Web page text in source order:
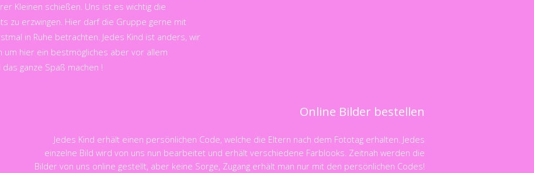
Kleinen schießen. Uns ist es wichtig die
zu erzwingen. Hier darf die Gruppe gerne mit
in Ruhe betrachten. Jedes Kind ist anders, wir
um hier ein bestmögliches aber vor allem
ganze Spaß machen !
Online Bilder bestellen
Jedes Kind erhält einen persönlichen Code, welche die Eltern nach dem Fototag erhalten. Jedes
einzelne Bild wird von uns nun bearbeitet und erhält verschiedene Farblooks. Zeitnah werden die
Bilder von uns online gestellt, aber keine Sorge, Zugang erhält man nur mit den persönlichen Codes!